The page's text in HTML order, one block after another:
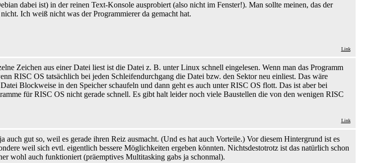
dabei ist) in der reinen Text-Konsole ausprobiert (also nicht im Fenster!). Man sollte meinen, das der
Ich weiß nicht was der Programmierer da gemacht hat.
Link
Zeichen aus einer Datei liest ist die Datei z. B. unter Linux schnell eingelesen. Wenn man das Programm
RISC OS tatsächlich bei jeden Schleifendurchgang die Datei bzw. den Sektor neu einliest. Das wäre
Blockweise in den Speicher schaufeln und dann geht es auch unter RISC OS flott. Das ist aber bei
für RISC OS nicht gerade schnell. Es gibt halt leider noch viele Baustellen die von den wenigen RISC
Link
gut so, weil es gerade ihren Reiz ausmacht. (Und es hat auch Vorteile.) Vor diesem Hintergrund ist es
weil sich evtl. eigentlich bessere Möglichkeiten ergeben könnten. Nichtsdestotrotz ist das natürlich schon
wohl auch funktioniert (präemptives Multitasking gabs ja schonmal).